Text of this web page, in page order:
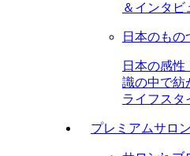
＆インタビ
日本のもの
日本の感性
識の中で紡
ライフスタ
プレミアムサロ